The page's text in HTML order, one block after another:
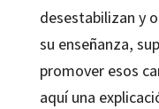
desestabilizan y
su enseñanza,
promover esos
aquí una